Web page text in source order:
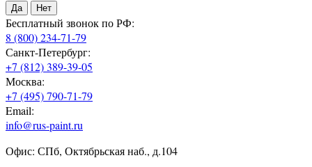
Да Нет
Бесплатный звонок по РФ:
8 (800) 234-71-79
Санкт-Петербург:
+7 (812) 389-39-05
Москва:
+7 (495) 790-71-79
Email:
info@rus-paint.ru
Офис: СПб, Октябрьская наб., д.104